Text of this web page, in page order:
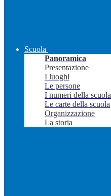
Scuola
Panoramica
Presentazione
I luoghi
Le persone
I numeri della scuola
Le carte della scuola
Organizzazione
La storia